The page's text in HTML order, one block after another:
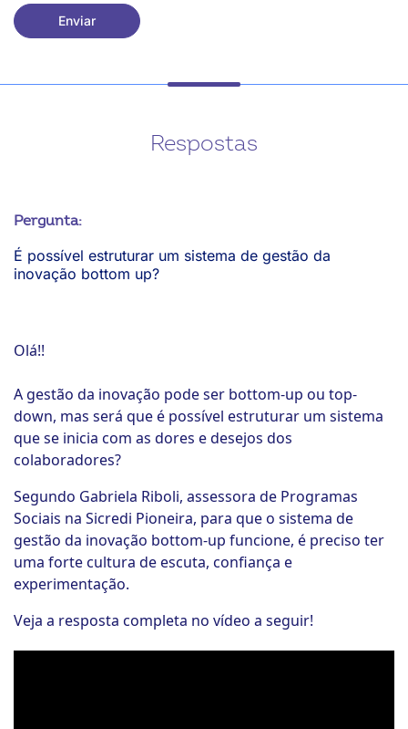
Enviar
Respostas
Pergunta:
É possível estruturar um sistema de gestão da
inovação bottom up?
Olá!!
A gestão da inovação pode ser bottom-up ou top-
down, mas será que é possível estruturar um sistema
que se inicia com as dores e desejos dos
colaboradores?
Segundo Gabriela Riboli, assessora de Programas
Sociais na Sicredi Pioneira, para que o sistema de
gestão da inovação bottom-up funcione, é preciso ter
uma forte cultura de escuta, confiança e
experimentação.
Veja a resposta completa no vídeo a seguir!